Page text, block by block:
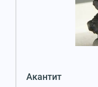
Акантит